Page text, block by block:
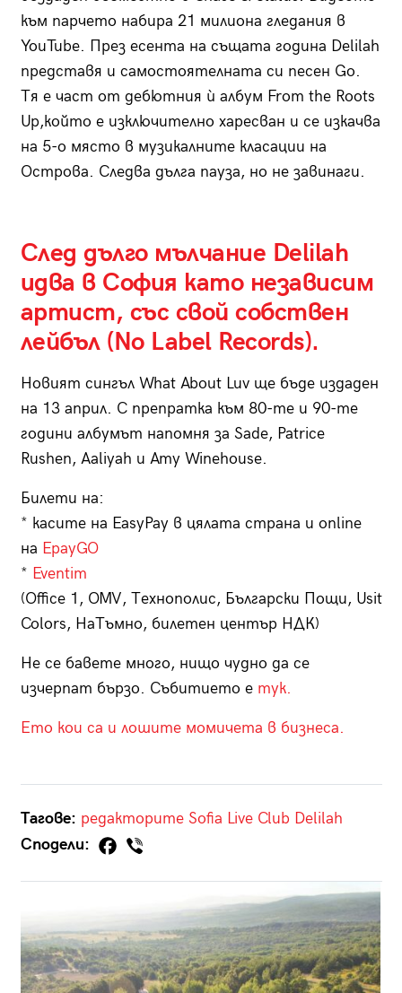
към парчето набира 21 милиона гледания в
YouTube. През есента на същата година Delilah
представя и самостоятелната си песен Go.
Тя е част от дебютния ѝ албум From the Roots
Up,който е изключително харесван и се изкачва
на 5-о място в музикалните класации на
Острова. Следва дълга пауза, но не завинаги.
След дълго мълчание Delilah
идва в София като независим
артист, със свой собствен
лейбъл (No Label Records).
Новият сингъл What About Luv ще бъде издаден
на 13 април. С препратка към 80-те и 90-те
години албумът напомня за Sade, Patrice
Rushen, Aaliyah и Amy Winehouse.
Билети на:
* касите на EasyPay в цялата страна и online
на EpayGO
* Eventim
(Office 1, OMV, Технополис, Български Пощи, Usit
Colors, НаТъмно, билетен център НДК)
Не се бавете много, нищо чудно да се
изчерпат бързо. Събитието е тук.
Ето кои са и лошите момичета в бизнеса.
Тагове: редакторите Sofia Live Club Delilah
Сподели: